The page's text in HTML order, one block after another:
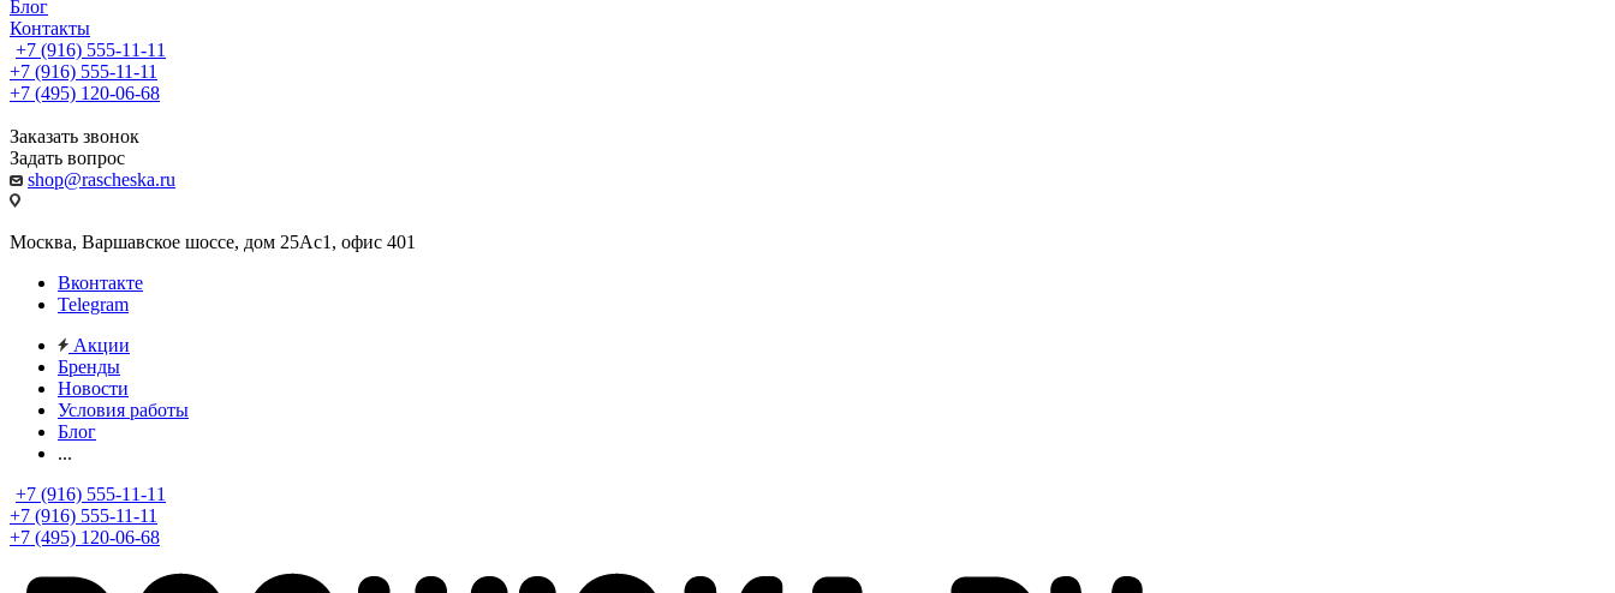
Блог
Контакты
+7 (916) 555-11-11
+7 (916) 555-11-11
+7 (495) 120-06-68
Заказать звонок
Задать вопрос
shop@rascheska.ru
Москва, Варшавское шоссе, дом 25Аc1, офис 401
Вконтакте
Telegram
Акции
Бренды
Новости
Условия работы
Блог
...
+7 (916) 555-11-11
+7 (916) 555-11-11
+7 (495) 120-06-68